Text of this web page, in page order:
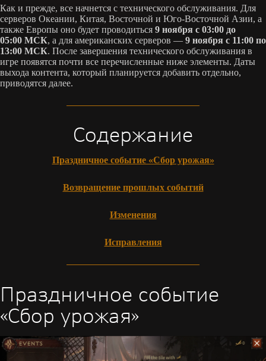
Как и прежде, все начнется с технического обслуживания. Для
серверов Океании, Китая, Восточной и Юго-Восточной Азии, а
также Европы оно будет проводиться 9 ноября с 03:00 до
05:00 МСК, а для американских серверов — 9 ноября с 11:00 по
13:00 МСК. После завершения технического обслуживания в
игре появятся почти все перечисленные ниже элементы. Даты
выхода контента, который планируется добавить отдельно,
приводятся далее.
Содержание
Праздничное событие «Сбор урожая»
Возвращение прошлых событий
Изменения
Исправления
Праздничное событие
«Сбор урожая»